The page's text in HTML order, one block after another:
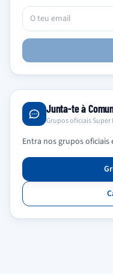
Junta-te à
Grupos oficiais Super
Entra nos grupos